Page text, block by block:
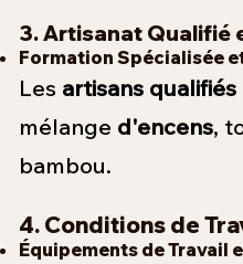
3. Artisanat Qualifié
Formation Spécialisée
Les artisans qualifiés
mélange d'encens,
bambou.
4. Conditions de
Équipements de Travail